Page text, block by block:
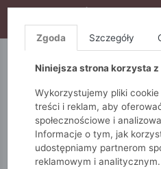
S10), DODATKOWE
5.10.15.
Zgoda Szczegóły
Niniejsza strona korzysta
Wykorzystujemy pliki
treści i reklam, aby
społecznościowe i
Informacje o tym, jak
udostępniamy partnerom
reklamowym i